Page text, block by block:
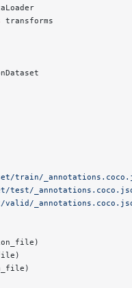
transforms
train/
test/